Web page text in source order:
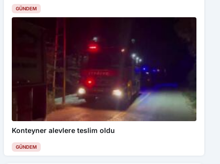
Konteyner alevlere teslim oldu
GÜNDEM
Haftalık Gündem